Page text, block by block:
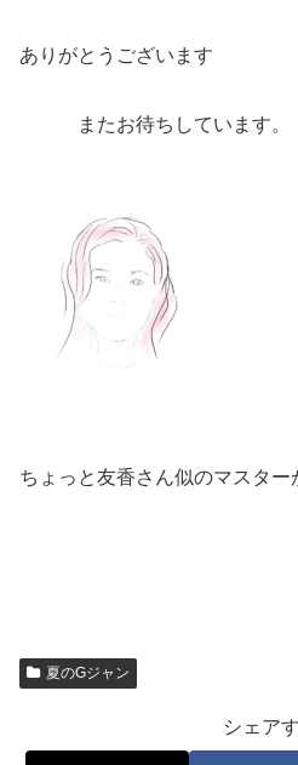
ありがとうございます
またお待ちしています。
ちょっと友香さん似のマスター
夏のGジャン
シェア